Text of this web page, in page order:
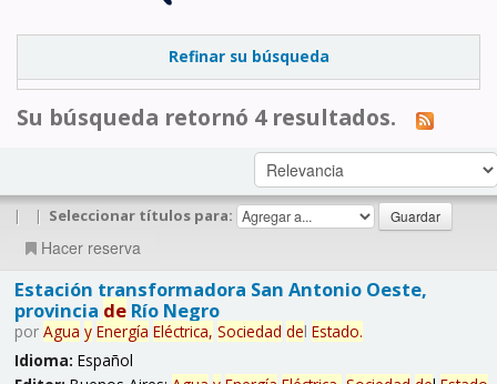
Refinar su búsqueda
Su búsqueda retornó 4 resultados.
| | Seleccionar títulos para:
Hacer reserva
Estación transformadora San Antonio Oeste,
provincia deRío Negro
por Agua y Energía Eléctrica, Sociedad del Estado.
Idioma: Español